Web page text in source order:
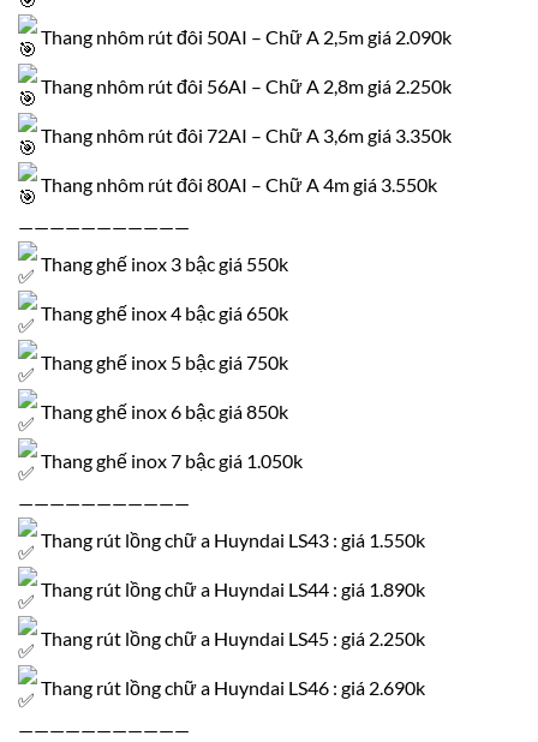
Thang nhôm rút đôi 50AI – Chữ A 2,5m giá 2.090k
Thang nhôm rút đôi 56AI – Chữ A 2,8m giá 2.250k
Thang nhôm rút đôi 72AI – Chữ A 3,6m giá 3.350k
Thang nhôm rút đôi 80AI – Chữ A 4m giá 3.550k
———————————
Thang ghế inox 3 bậc giá 550k
Thang ghế inox 4 bậc giá 650k
Thang ghế inox 5 bậc giá 750k
Thang ghế inox 6 bậc giá 850k
Thang ghế inox 7 bậc giá 1.050k
———————————
Thang rút lồng chữ a Huyndai LS43 : giá 1.550k
Thang rút lồng chữ a Huyndai LS44 : giá 1.890k
Thang rút lồng chữ a Huyndai LS45 : giá 2.250k
Thang rút lồng chữ a Huyndai LS46 : giá 2.690k
———————————